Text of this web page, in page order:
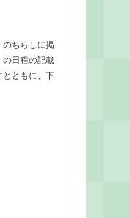
ちらしに掲
日程の記載
ともに、下